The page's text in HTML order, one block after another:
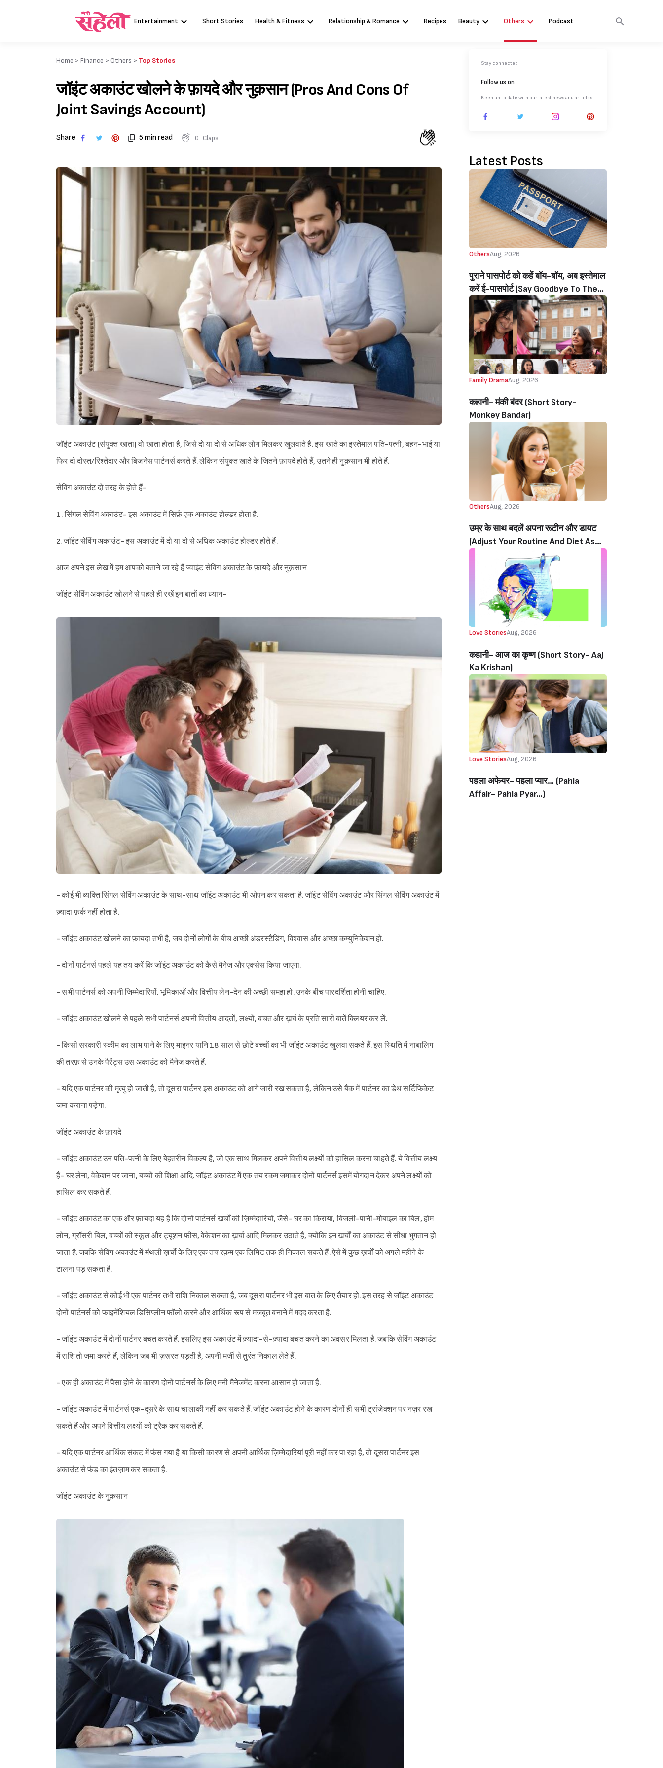
Entertainment Short Stories Health & Fitness Relationship & Romance Recipes Beauty Others Podcast
Home > Finance > Others > Top Stories
जॉइंट अकाउंट खोलने के फ़ायदे और नुक़सान (Pros And Cons Of
Joint Savings Account)
Share 5 min read 0 Claps
जॉइंट अकाउंट (संयुक्त खाता) वो खाता होता है, जिसे दो या दो से अधिक लोग मिलकर खुलवाते हैं. इस खाते का इस्तेमाल पति-पत्नी, बहन-भाई या
फिर दो दोस्त/रिश्तेदार और बिजनेस पार्टनर्स करते हैं. लेकिन संयुक्त खाते के जितने फ़ायदे होते हैं, उतने ही नुक़सान भी होते हैं.
सेविंग अकाउंट दो तरह के होते हैं-
1. सिंगल सेविंग अकाउंट- इस अकाउंट में सिर्फ़ एक अकाउंट होल्डर होता है.
2. जॉइंट सेविंग अकाउंट- इस अकाउंट में दो या दो से अधिक अकाउंट होल्डर होते हैं.
आज अपने इस लेख में हम आपको बताने जा रहे हैं ज्वाइंट सेविंग अकाउंट के फ़ायदे और नुक़सान
जॉइंट सेविंग अकाउंट खोलने से पहले ही रखें इन बातों का ध्यान-
- कोई भी व्यक्ति सिंगल सेविंग अकाउंट के साथ-साथ जॉइंट अकाउंट भी ओपन कर सकता है. जॉइंट सेविंग अकाउंट और सिंगल सेविंग अकाउंट में
ज़्यादा फ़र्क नहीं होता है.
- जॉइंट अकाउंट खोलने का फ़ायदा तभी है, जब दोनों लोगों के बीच अच्छी अंडरस्टैंडिंग, विश्वास और अच्छा कम्युनिकेशन हो.
- दोनों पार्टनर्स पहले यह तय करें कि जॉइंट अकाउंट को कैसे मैनेज और एक्सेस किया जाएगा.
- सभी पार्टनर्स को अपनी जिम्मेदारियों, भूमिकाओं और वित्तीय लेन-देन की अच्छी समझ हो. उनके बीच पारदर्शिता होनी चाहिए.
- जॉइंट अकाउंट खोलने से पहले सभी पार्टनर्स अपनी वित्तीय आदतों, लक्ष्यों, बचत और ख़र्च के प्रति सारी बातें क्लियर कर लें.
- किसी सरकारी स्कीम का लाभ पाने के लिए माइनर यानि 18 साल से छोटे बच्चों का भी जॉइंट अकाउंट खुलवा सकते हैं. इस स्थिति में नाबालिग
की तरफ़ से उनके पैरेंट्स उस अकाउंट को मैनेज करते हैं.
- यदि एक पार्टनर की मृत्यु हो जाती है, तो दूसरा पार्टनर इस अकाउंट को आगे जारी रख सकता है, लेकिन उसे बैंक में पार्टनर का डेथ सर्टिफिकेट
जमा कराना पड़ेगा.
जॉइंट अकाउंट के फ़ायदे
- जॉइंट अकाउंट उन पति-पत्नी के लिए बेहतरीन विकल्प है, जो एक साथ मिलकर अपने वित्तीय लक्ष्यों को हासिल करना चाहते हैं. ये वित्तीय लक्ष्य
हैं- घर लेना, वेकेशन पर जाना, बच्चों की शिक्षा आदि. जॉइंट अकाउंट में एक तय रकम जमाकर दोनों पार्टनर्स इसमें योगदान देकर अपने लक्ष्यों को
हासिल कर सकते हैं.
- जॉइंट अकाउंट का एक और फ़ायदा यह है कि दोनों पार्टनर्स खर्चों की ज़िम्मेदारियों, जैसे- घर का किराया, बिजली-पानी-मोबाइल का बिल, होम
लोन, ग्रॉसरी बिल, बच्चों की स्कूल और ट्यूशन फीस, वेकेशन का ख़र्चा आदि मिलकर उठाते हैं, क्योंकि इन खर्चों का अकाउंट से सीधा भुगतान हो
जाता है. जबकि सेविंग अकाउंट में मंथली ख़र्चो के लिए एक तय रक़म एक लिमिट तक ही निकाल सकते हैं. ऐसे में कुछ ख़र्चों को अगले महीने के
टालना पड़ सकता है.
- जॉइंट अकाउंट से कोई भी एक पार्टनर तभी राशि निकाल सकता है, जब दूसरा पार्टनर भी इस बात के लिए तैयार हो. इस तरह से जॉइंट अकाउंट
दोनों पार्टनर्स को फाइनेंशियल डिसिप्लीन फॉलो करने और आर्थिक रूप से मजबूत बनाने में मदद करता है.
- जॉइंट अकाउंट में दोनों पार्टनर बचत करते हैं. इसलिए इस अकाउंट में ज़्यादा-से-ज़्यादा बचत करने का अवसर मिलता है. जबकि सेविंग अकाउंट
में राशि तो जमा करते हैं, लेकिन जब भी ज़रूरत पड़ती है, अपनी मर्जी से तुरंत निकाल लेते हैं.
- एक ही अकाउंट में पैसा होने के कारण दोनों पार्टनर्स के लिए मनी मैनेजमेंट करना आसान हो जाता है.
- जॉइंट अकाउंट में पार्टनर्स एक-दूसरे के साथ चालाकी नहीं कर सकते हैं. जॉइंट अकाउंट होने के कारण दोनों ही सभी ट्रांजेक्शन पर नज़र रख
सकते हैं और अपने वित्तीय लक्ष्यों को ट्रैक कर सकते हैं.
- यदि एक पार्टनर आर्थिक संकट में फंस गया है या किसी कारण से अपनी आर्थिक ज़िम्मेदारियां पूरी नहीं कर पा रहा है, तो दूसरा पार्टनर इस
अकाउंट से फंड का इंतज़ाम कर सकता है.
जॉइंट अकाउंट के नुक़सान
Stay connected
Follow us on
Keep up to date with our latest news and articles.
Latest Posts
OthersAug, 2026
पुराने पासपोर्ट को कहें बॉय-बॉय, अब इस्तेमाल
करें ई-पासपोर्ट (Say Goodbye To The
Old Passport, Now Use The E-
Passport)
Family DramaAug, 2026
कहानी- मंकी बंदर‌ (Short Story-
Monkey Bandar)
OthersAug, 2026
उम्र के साथ बदलें अपना रूटीन और डायट
(Adjust Your Routine And Diet As
Love StoriesAug, 2026
कहानी- आज का कृष्ण (Short Story- Aaj
Ka Krishan)
Love StoriesAug, 2026
पहला अफेयर- पहला प्यार… (Pahla
Affair- Pahla Pyar…)